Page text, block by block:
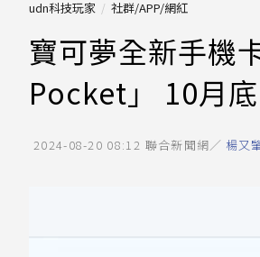
udn科技玩家 社群/APP/網紅
寶可夢全新手機
Pocket」 10月
2024-08-20 08:12 聯合新聞網／ 楊又